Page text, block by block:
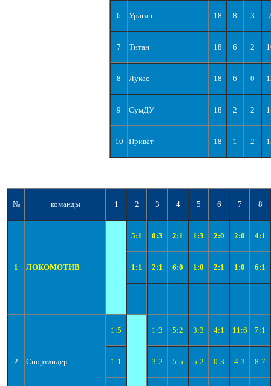
6 Ураган 18 8 3
7 Титан 18 6 2
8 Лукас 18 6 0
9 СумДУ 18 2 2
10 Приват 18 1 2
№ команды 1 2 3 4 5 6 7 8
1 ЛОКОМОТИВ
5:1 0:3 2:1 1:3 2:0 2:0 4:1
1:1 2:1 6:0 1:0 2:1 1:0 6:1
2 Спортлидер
1:5 1:3 5:2 3:3 4:1 11:6 7:1
1:1 3:2 5:5 5:2 0:3 4:3 8:7